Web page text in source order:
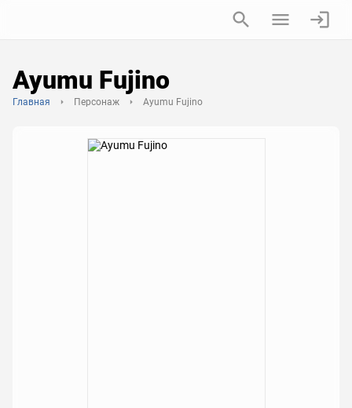
Ayumu Fujino
Главная Персонаж Ayumu Fujino